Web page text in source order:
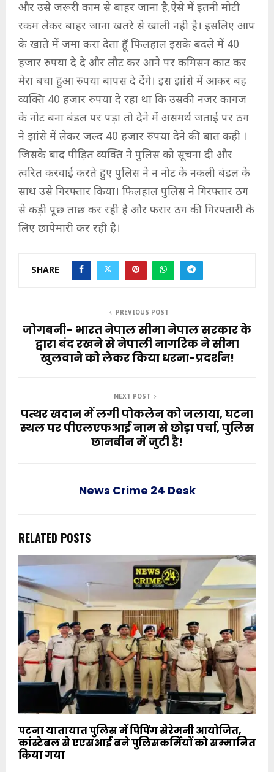
और उसे जरूरी काम से बाहर जाना है,ऐसे में इतनी मोटी
रकम लेकर बाहर जाना खतरे से खाली नही है। इसलिए आप
के खाते में जमा करा देता हूँ फिलहाल इसके बदले में 40
हजार रुपया दे दे और लौट कर आने पर कमिसन काट कर
मेरा बचा हुआ रुपया बापस दे देंगे। इस झांसे में आकर बह
व्यक्ति 40 हजार रुपया दे रहा था कि उसकी नजर कागज
के नोट बना बंडल पर पड़ा तो देने में असमर्थ जताई पर ठग
ने झांसे में लेकर जल्द 40 हजार रुपया देने की बात कही ।
जिसके बाद पीड़ित व्यक्ति ने पुलिस को सूचना दी और
त्वरित करवाई करते हुए पुलिस ने न नोट के नकली बंडल के
साथ उसे गिरफ्तार किया। फिलहाल पुलिस ने गिरफ्तार ठग
से कड़ी पूछ ताछ कर रही है और फरार ठग की गिरफ्तारी के
लिए छापेमारी कर रही है।
SHARE
PREVIOUS POST
जोगबनी- भारत नेपाल सीमा नेपाल सरकार के
द्वारा बंद रखने से नेपाली नागरिक ने सीमा
खुलवाने को लेकर किया धरना-प्रदर्शन!
NEXT POST
पत्थर खदान में लगी पोकलेन को जलाया, घटना
स्थल पर पीएलएफआई नाम से छोड़ा पर्चा, पुलिस
छानबीन में जुटी है!
News Crime 24 Desk
RELATED POSTS
पटना यातायात पुलिस में पिपिंग सेरेमनी आयोजित,
कांस्टेबल से एएसआई बने पुलिसकर्मियों को सम्मानित
किया गया